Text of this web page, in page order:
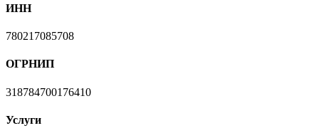
ИНН
780217085708
ОГРНИП
318784700176410
Услуги